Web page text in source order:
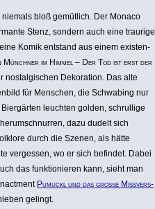
bloß gemütlich. Der Monaco
Stenz, sondern auch eine traurige
Komik entstand aus einem exis­ten­
Münchner im Himmel – Der Tod ist erst der
nost­al­gi­schen Deko­ra­tion. Das alte
für Menschen, die Schwabing nur
leuchten golden, schrul­lige
dazu dudelt sich
durch die Szenen, als hätte
vergessen, wo er sich befindet. Dabei
das funk­tio­nieren kann, sieht man
Pumuckl und das große Miss­ver­s­
gelingt.